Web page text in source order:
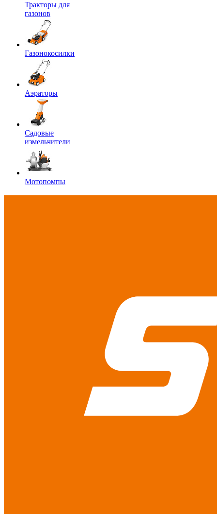
Тракторы для
газонов
Газонокосилки
Аэраторы
Садовые
измельчители
Мотопомпы